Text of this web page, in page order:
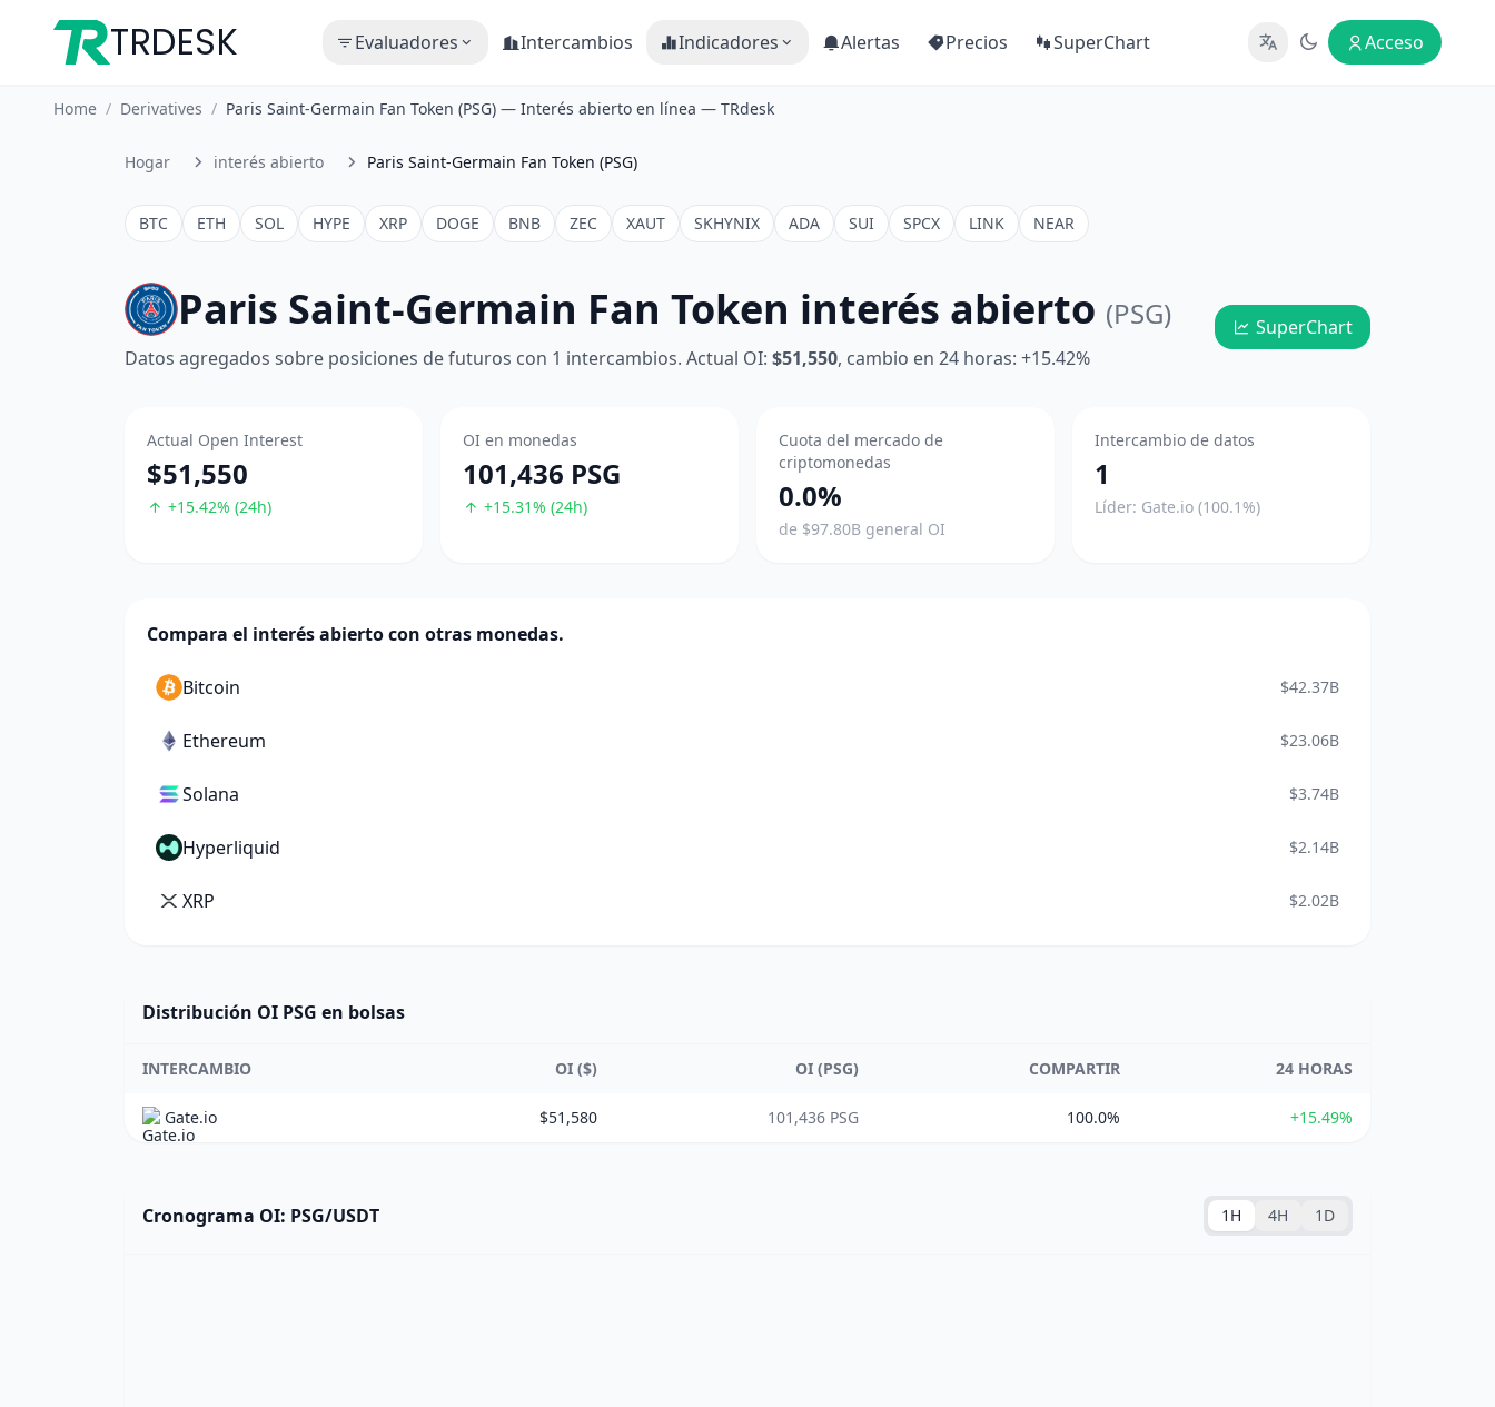
TRDESK Evaluadores Intercambios Indicadores Alertas Precios SuperChart Acceso
Home / Derivatives / Paris Saint-Germain Fan Token (PSG) — Interés abierto en línea — TRdesk
Hogar interés abierto Paris Saint-Germain Fan Token (PSG)
BTC ETH SOL HYPE XRP DOGE BNB ZEC XAUT SKHYNIX ADA SUI SPCX LINK NEAR
Paris Saint-Germain Fan Token interés abierto (PSG)
Datos agregados sobre posiciones de futuros con 1 intercambios. Actual OI: $51,550, cambio en 24 horas: +15.42%
SuperChart
Actual Open Interest
$51,550
+15.42% (24h)
OI en monedas
101,436 PSG
+15.31% (24h)
Cuota del mercado de
criptomonedas
0.0%
de $97.80B general OI
Intercambio de datos
1
Líder: Gate.io (100.1%)
Compara el interés abierto con otras monedas.
Bitcoin $42.37B
Ethereum $23.06B
Solana $3.74B
Hyperliquid $2.14B
XRP $2.02B
Distribución OI PSG en bolsas
INTERCAMBIO OI ($) OI (PSG) COMPARTIR 24 HORAS
Gate.io $51,580 101,436 PSG 100.0% +15.49%
Cronograma OI: PSG/USDT 1H 4H 1D